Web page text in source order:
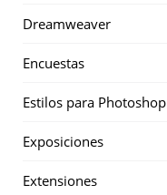
Dreamweaver
Encuestas
Estilos para Photoshop
Exposiciones
Extensiones